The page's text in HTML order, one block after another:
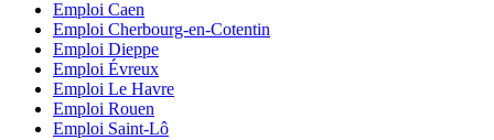
Emploi Caen
Emploi Cherbourg-en-Cotentin
Emploi Dieppe
Emploi Évreux
Emploi Le Havre
Emploi Rouen
Emploi Saint-Lô